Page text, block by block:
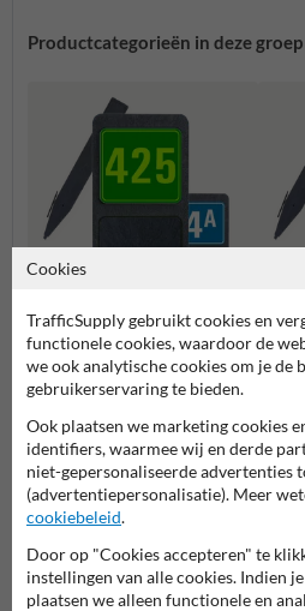
Productcategorieën in deze groep
Huisnummerpaal met één
nummer
Cookies
TrafficSupply gebruikt cookies en
functionele cookies, waardoor de
we ook analytische cookies om je de
gebruikerservaring te bieden.
Ook plaatsen we marketing cookies
identifiers, waarmee wij en derde
niet-gepersonaliseerde advertenties
(advertentiepersonalisatie). Meer
cookiebeleid.
Door op "Cookies accepteren" te
instellingen van alle cookies. Indien
plaatsen we alleen functionele en